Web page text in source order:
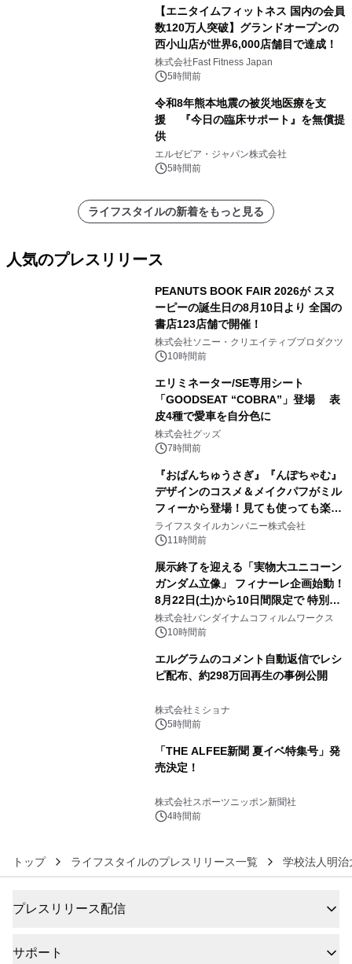
【エニタイムフィットネス 国内の会員
数120万人突破】グランドオープンの
西小山店が世界6,000店舗目で達成！
株式会社Fast Fitness Japan
5時間前
令和8年熊本地震の被災地医療を支
援 『今日の臨床サポート』を無償提
供
エルゼビア・ジャパン株式会社
5時間前
ライフスタイルの新着をもっと見る
人気のプレスリリース
PEANUTS BOOK FAIR 2026が スヌ
ーピーの誕生日の8月10日より 全国の
書店123店舗で開催！
株式会社ソニー・クリエイティブプロダクツ
10時間前
エリミネーター/SE専用シート
「GOODSEAT “COBRA”」登場 表
皮4種で愛車を自分色に
株式会社グッズ
7時間前
『おぱんちゅうさぎ』『んぽちゃむ』
デザインのコスメ＆メイクパフがミル
フィーから登場！見ても使っても楽し
い、ポップでキュートなコレクショ
ン。
ライフスタイルカンパニー株式会社
11時間前
展示終了を迎える「実物大ユニコーン
ガンダム立像」 フィナーレ企画始動！
8月22日(土)から10日間限定で 特別映
像『UNICORN GUNDAM Statue ―
BEYOND POSSIBILITY ―』を上映！
株式会社バンダイナムコフィルムワークス
10時間前
エルグラムのコメント自動返信でレシ
ピ配布、約298万回再生の事例公開
株式会社ミショナ
5時間前
「THE ALFEE新聞 夏イベ特集号」発
売決定！
株式会社スポーツニッポン新聞社
4時間前
トップ ライフスタイルのプレスリリース一覧 学校法人明治
プレスリリース配信
サポート